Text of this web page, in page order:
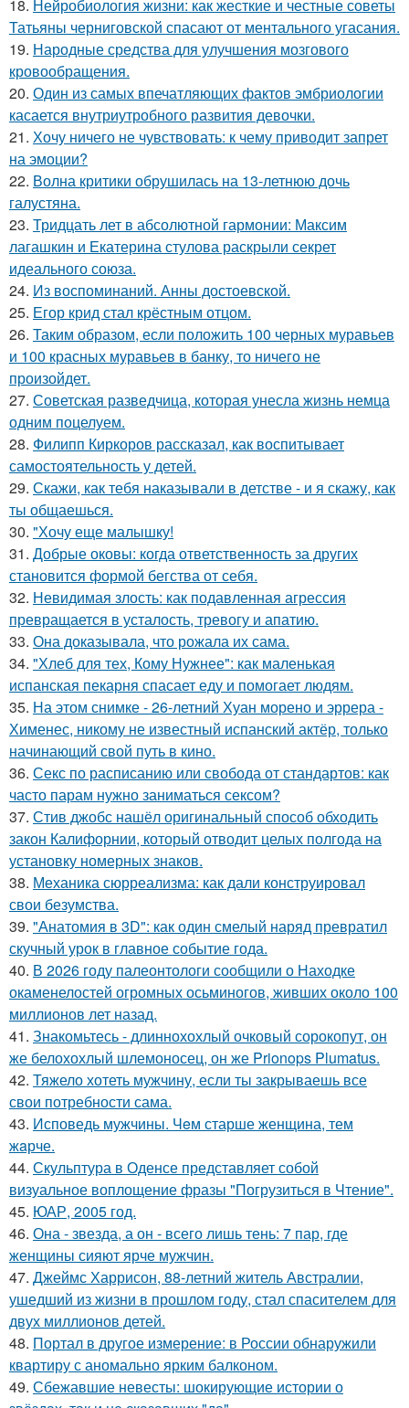
18. Нейробиология жизни: как жесткие и честные советы
Татьяны черниговской спасают от ментального угасания.
19. Народные средства для улучшения мозгового
кровообращения.
20. Один из самых впечатляющих фактов эмбриологии
касается внутриутробного развития девочки.
21. Хочу ничего не чувствовать: к чему приводит запрет
на эмоции?
22. Волна критики обрушилась на 13-летнюю дочь
галустяна.
23. Тридцать лет в абсолютной гармонии: Максим
лагашкин и Екатерина стулова раскрыли секрет
идеального союза.
24. Из воспоминаний. Анны достоевской.
25. Егор крид стал крёстным отцом.
26. Таким образом, если положить 100 черных муравьев
и 100 красных муравьев в банку, то ничего не
произойдет.
27. Советская разведчица, которая унесла жизнь немца
одним поцелуем.
28. Филипп Киркоров рассказал, как воспитывает
самостоятельность у детей.
29. Скажи, как тебя наказывали в детстве - и я скажу, как
ты общаешься.
30. "Хочу еще малышку!
31. Добрые оковы: когда ответственность за других
становится формой бегства от себя.
32. Невидимая злость: как подавленная агрессия
превращается в усталость, тревогу и апатию.
33. Она доказывала, что рожала их сама.
34. "Хлеб для тех, Кому Нужнее": как маленькая
испанская пекарня спасает еду и помогает людям.
35. На этом снимке - 26-летний Хуан морено и эррера -
Хименес, никому не известный испанский актёр, только
начинающий свой путь в кино.
36. Секс по расписанию или свобода от стандартов: как
часто парам нужно заниматься сексом?
37. Стив джобс нашёл оригинальный способ обходить
закон Калифорнии, который отводит целых полгода на
установку номерных знаков.
38. Механика сюрреализма: как дали конструировал
свои безумства.
39. "Анатомия в 3D": как один смелый наряд превратил
скучный урок в главное событие года.
40. В 2026 году палеонтологи сообщили о Находке
окаменелостей огромных осьминогов, живших около 100
миллионов лет назад.
41. Знакомьтесь - длиннохохлый очковый сорокопут, он
же белохохлый шлемоносец, он же Prionops Plumatus.
42. Тяжело хотеть мужчину, если ты закрываешь все
свои потребности сама.
43. Исповедь мужчины. Чeм старше женщина, тем
жaрче.
44. Скульптура в Оденсе представляет собой
визуальное воплощение фразы "Погрузиться в Чтение".
45. ЮАР, 2005 год.
46. Она - звезда, а он - всего лишь тень: 7 пар, где
женщины сияют ярче мужчин.
47. Джеймс Харрисон, 88-летний житель Австралии,
ушедший из жизни в прошлом году, стал спасителем для
двух миллионов детей.
48. Портал в другое измерение: в России обнаружили
квартиру с аномально ярким балконом.
49. Сбежавшие невесты: шокирующие истории о